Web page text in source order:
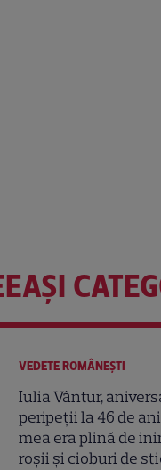
VEDETE ROMÂNEŞTI
Iulia Vântur,
peripeții la 46 de
mea era plină de
roșii și cioburi de